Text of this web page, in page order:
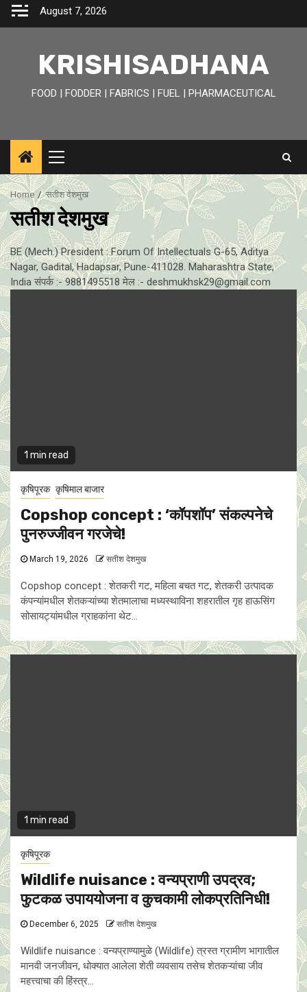
Skip
August 7, 2026
KRISHISADHANA
FOOD | FODDER | FABRICS | FUEL | PHARMACEUTICAL
Primary
Menu
Home सतीश देशमुख
सतीश देशमुख
BE (Mech.) President : Forum Of Intellectuals G-65, Aditya
Nagar, Gadital, Hadapsar, Pune-411028. Maharashtra State,
India संपर्क :- 9881495518 मेल :- deshmukhsk29@gmail.com
1 min read
कृषिपूरक कृषिमाल बाजार
Copshop concept : ‘कॉपशॉप’ संकल्पनेचे
पुनरुज्जीवन गरजेचे!
March 19, 2026 सतीश देशमुख
Copshop concept : शेतकरी गट, महिला बचत गट, शेतकरी उत्पादक
कंपन्यांमधील शेतकऱ्यांच्या शेतमालाचा मध्यस्थाविना शहरातील गृह हाऊसिंग
सोसायट्यांमधील ग्राहकांना थेट...
1 min read
कृषिपूरक
Wildlife nuisance : वन्यप्राणी उपद्रव;
फुटकळ उपाययोजना व कुचकामी लोकप्रतिनिधी!
December 6, 2025 सतीश देशमुख
Wildlife nuisance : वन्यप्राण्यामुळे (Wildlife) त्रस्त ग्रामीण भागातील
मानवी जनजीवन, धोक्यात आलेला शेती व्यवसाय तसेच शेतकऱ्यांचा जीव
महत्त्वाचा की हिंस्त्र...